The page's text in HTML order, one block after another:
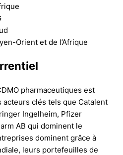
Orient et de l’Afrique
pharmaceutiques est
acteurs clés tels que Catalent
Ingelheim, Pfizer
AB qui dominent le
dominent grâce à
leurs portefeuilles de